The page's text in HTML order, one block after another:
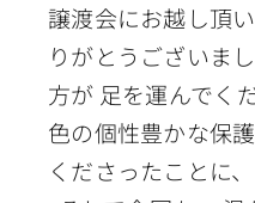
譲渡会にお越し頂
りがとうございま
方が 足を運んでく
色の個性豊かな保
くださったことに